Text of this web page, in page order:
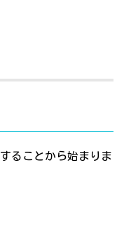
ることから始まりま